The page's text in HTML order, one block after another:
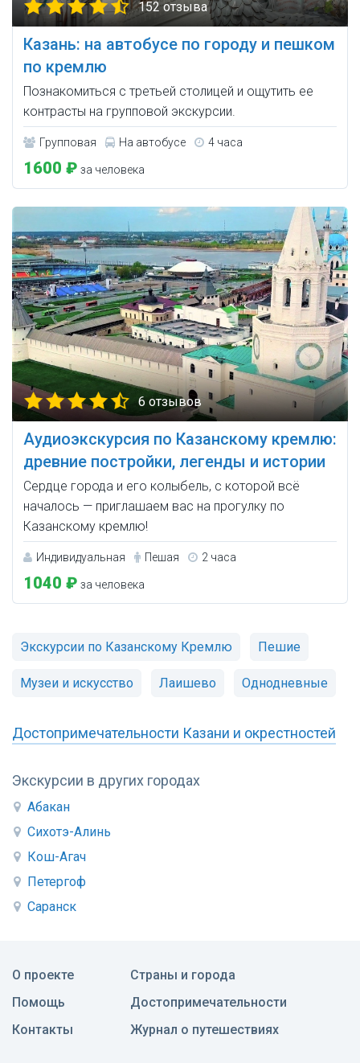
Экскурсии в других городах
Абакан
Сихотэ-Алинь
Кош-Агач
Петергоф
Саранск
152 отзыва
Казань: на автобусе по городу и пешком
по кремлю
Познакомиться с третьей столицей и ощутить ее
контрасты на групповой экскурсии.
Групповая На автобусе 4 часа
1600 ₽ за человека
6 отзывов
Аудиоэкскурсия по Казанскому кремлю:
древние постройки, легенды и истории
Сердце города и его колыбель, с которой всё
началось — приглашаем вас на прогулку по
Казанскому кремлю!
Индивидуальная Пешая 2 часа
1040 ₽ за человека
Экскурсии по Казанскому Кремлю Пешие
Музеи и искусство Лаишево Однодневные
Достопримечательности Казани и окрестностей
О проекте
Помощь
Контакты
Страны и города
Достопримечательности
Журнал о путешествиях